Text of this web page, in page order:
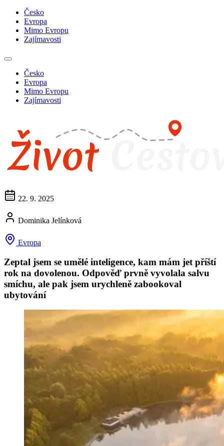
Česko
Evropa
Mimo Evropu
Zajímavosti
Česko
Evropa
Mimo Evropu
Zajímavosti
22. 9. 2025
Dominika Jelínková
Evropa
Zeptal jsem se umělé inteligence, kam mám jet příští
rok na dovolenou. Odpověď prvně vyvolala salvu
smíchu, ale pak jsem urychleně zabookoval
ubytování